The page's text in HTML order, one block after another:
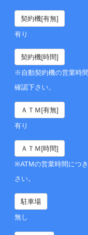
契約機[有無]
有り
契約機[時間]
※自動契約機の営業時
確認下さい。
ＡＴＭ[有無]
有り
ＡＴＭ[時間]
※ATMの営業時間につ
さい。
駐車場
無し